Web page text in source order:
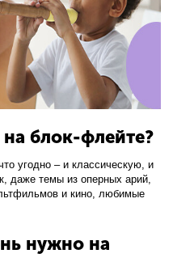
блок-флейте?
угодно – и классическую, и
даже темы из оперных арий,
и кино, любимые
нужно на